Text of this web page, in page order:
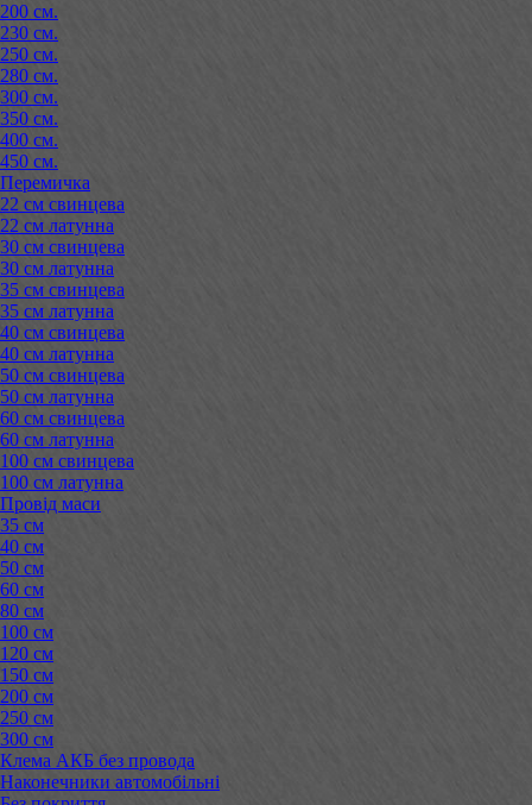
200 см.
230 см.
250 см.
280 см.
300 см.
350 см.
400 см.
450 см.
Перемичка
22 см свинцева
22 см латунна
30 см свинцева
30 см латунна
35 см свинцева
35 см латунна
40 см свинцева
40 см латунна
50 см свинцева
50 см латунна
60 см свинцева
60 см латунна
100 см свинцева
100 см латунна
Провід маси
35 см
40 см
50 см
60 см
80 см
100 см
120 см
150 см
200 см
250 см
300 см
Клема АКБ без провода
Наконечники автомобільні